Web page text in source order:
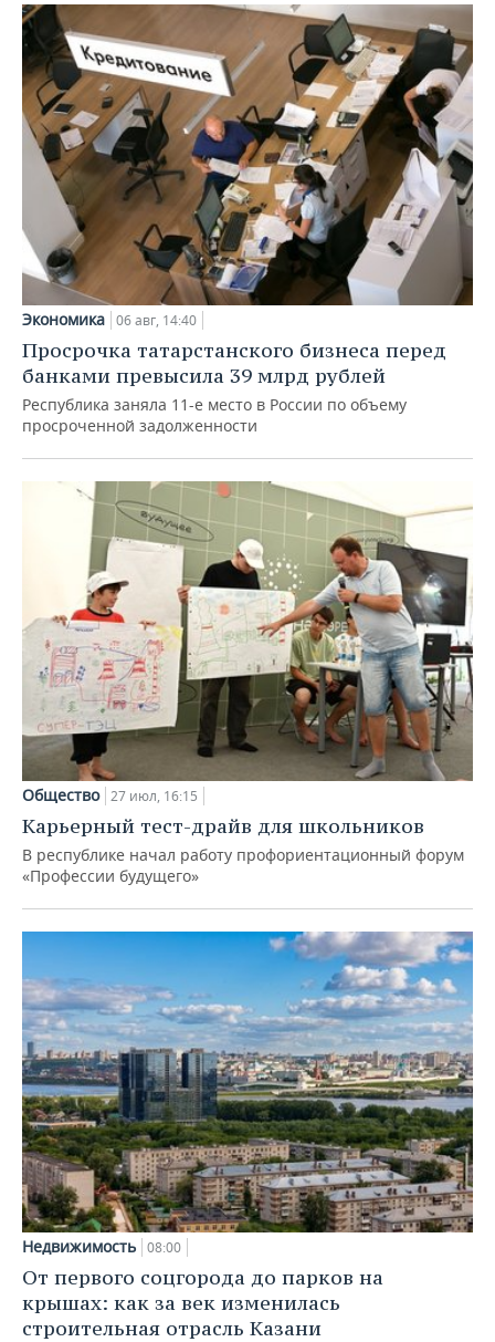
Экономика 06 авг, 14:40
Просрочка татарстанского бизнеса перед
банками превысила 39 млрд рублей
Республика заняла 11-е место в России по объему
просроченной задолженности
Общество 27 июл, 16:15
Карьерный тест-драйв для школьников
В республике начал работу профориентационный форум
«Профессии будущего»
Недвижимость 08:00
От первого соцгорода до парков на
крышах: как за век изменилась
строительная отрасль Казани